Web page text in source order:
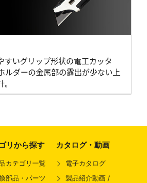
すいグリップ形状の電工カッタ
ルダーの金属部の露出が少ない上
リから探す
カテゴリ一覧
部品・パーツ
カタログ・動画
電子カタログ
製品紹介動画 /